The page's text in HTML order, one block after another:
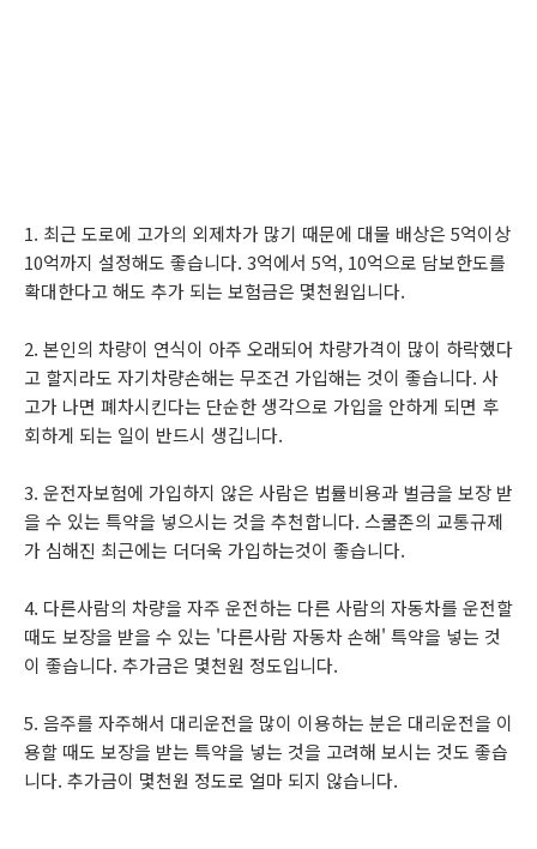
1. 최근 도로에 고가의 외제차가 많기 때문에 대물 배상은 5억이상
10억까지 설정해도 좋습니다. 3억에서 5억, 10억으로 담보한도를
확대한다고 해도 추가 되는 보험금은 몇천원입니다.
2. 본인의 차량이 연식이 아주 오래되어 차량가격이 많이 하락했다
고 할지라도 자기차량손해는 무조건 가입해는 것이 좋습니다. 사
고가 나면 폐차시킨다는 단순한 생각으로 가입을 안하게 되면 후
회하게 되는 일이 반드시 생깁니다.
3. 운전자보험에 가입하지 않은 사람은 법률비용과 벌금을 보장 받
을 수 있는 특약을 넣으시는 것을 추천합니다. 스쿨존의 교통규제
가 심해진 최근에는 더더욱 가입하는것이 좋습니다.
4. 다른사람의 차량을 자주 운전하는 다른 사람의 자동차를 운전할
때도 보장을 받을 수 있는 '다른사람 자동차 손해' 특약을 넣는 것
이 좋습니다. 추가금은 몇천원 정도입니다.
5. 음주를 자주해서 대리운전을 많이 이용하는 분은 대리운전을 이
용할 때도 보장을 받는 특약을 넣는 것을 고려해 보시는 것도 좋습
니다. 추가금이 몇천원 정도로 얼마 되지 않습니다.